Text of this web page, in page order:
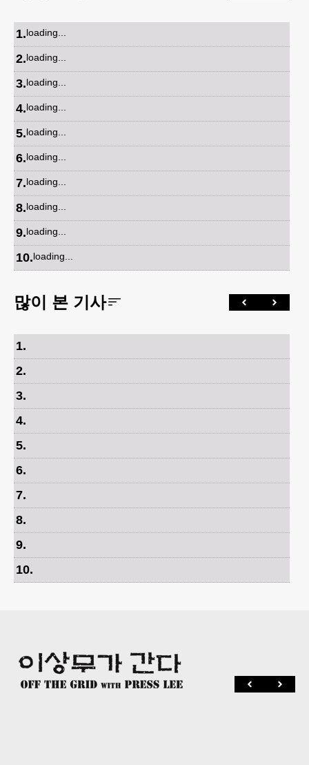
1.loading...
2.loading...
3.loading...
4.loading...
5.loading...
6.loading...
7.loading...
8.loading...
9.loading...
10.loading...
많이 본 기사
1.
2.
3.
4.
5.
6.
7.
8.
9.
10.